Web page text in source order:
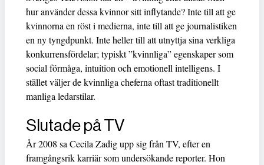
hur använder dessa kvinnor sitt inflytande? Inte till att ge
kvinnorna en röst i medierna, inte till att ge journalistiken
en ny tyngdpunkt. Inte heller till att utnyttja sina verkliga
konkurrensfördelar; typiskt ”kvinnliga” egenskaper som
social förmåga, intuition och emotionell intelligens. I
stället väljer de kvinnliga cheferna oftast traditionellt
manliga ledarstilar.
Slutade på TV
År 2008 sa Cecila Zadig upp sig från TV, efter en
framgångsrik karriär som undersökande reporter. Hon